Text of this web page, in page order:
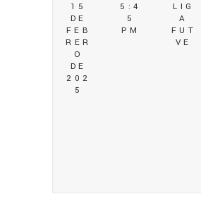
15
DE
FEB
RER
O
DE
202
5
5:4
5
PM
LIG
A
FUT
VE